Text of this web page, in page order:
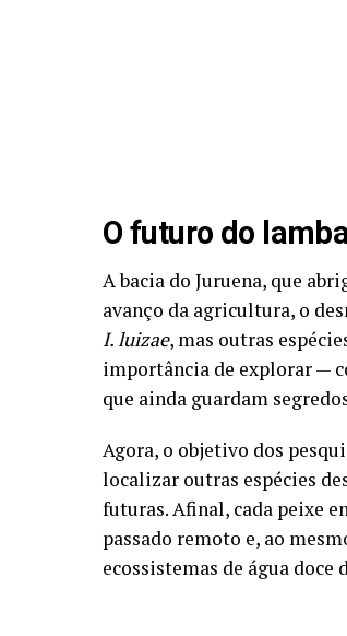
O futuro do
A bacia do Juruena, que
avanço da agricultura, o
I. luizae, mas outras
importância de explorar —
que ainda guardam
Agora, o objetivo dos
localizar outras espécies
futuras. Afinal, cada peixe
passado remoto e, ao
ecossistemas de água doce